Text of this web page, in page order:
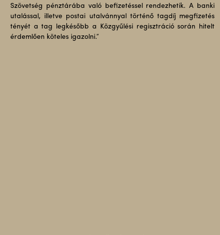
Szövetség pénztárába való befizetéssel rendezhetik. A banki
utalással, illetve postai utalvánnyal történő tagdíj megfizetés
tényét a tag legkésőbb a Közgyűlési regisztráció során hitelt
érdemlően köteles igazolni.”